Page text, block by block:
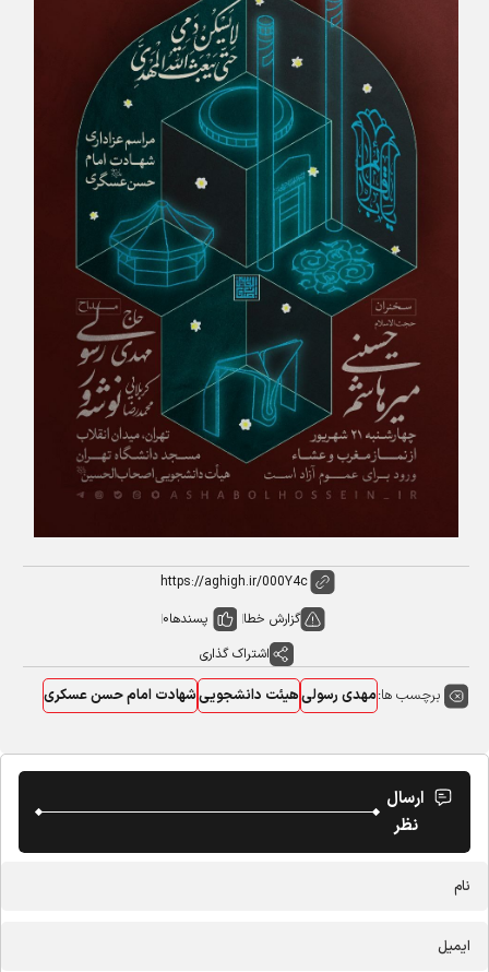
گزارش خطا پسندها0
اشتراک گذاری
برچسب ها:مهدی رسولیهیئت دانشجوییشهادت امام حسن عسکری
ارسال
نظر